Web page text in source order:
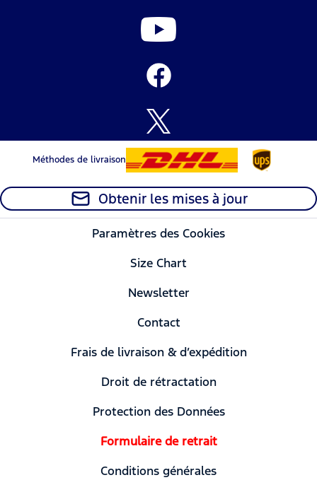
Méthodes de livraison
Obtenir les mises à jour
Paramètres des Cookies
Size Chart
Newsletter
Contact
Frais de livraison & d’expédition
Droit de rétractation
Protection des Données
Formulaire de retrait
Conditions générales